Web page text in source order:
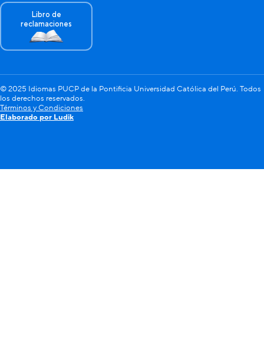
Libro de
reclamaciones
© 2025 Idiomas PUCP de la Pontificia Universidad Católica del Perú. Todos
los derechos reservados.
Términos y Condiciones
Elaborado por Ludik